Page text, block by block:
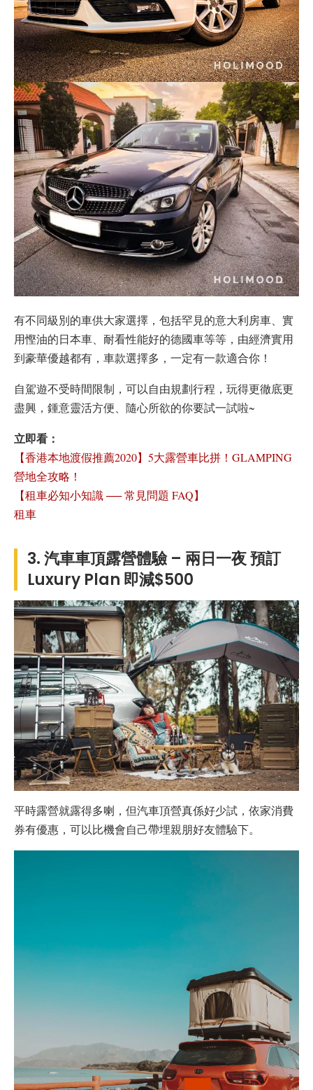
有不同級別的車供大家選擇，包括罕見的意大利房車、實
用慳油的日本車、耐看性能好的德國車等等，由經濟實用
到豪華優越都有，車款選擇多，一定有一款適合你！
自駕遊不受時間限制，可以自由規劃行程，玩得更徹底更
盡興，鍾意靈活方便、隨心所欲的你要試一試啦~
立即看：
【香港本地渡假推薦2020】5大露營車比拼！GLAMPING
營地全攻略！
【租車必知小知識 ── 常見問題 FAQ】
租車
3. 汽車車頂露營體驗 – 兩日一夜 預訂
Luxury Plan 即減$500
平時露營就露得多喇，但汽車頂營真係好少試，依家消費
券有優惠，可以比機會自己帶埋親朋好友體驗下。